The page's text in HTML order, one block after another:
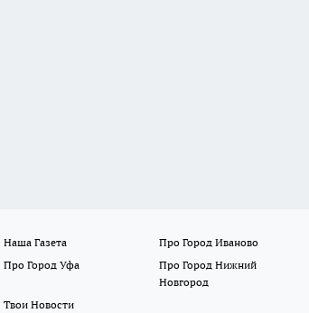
Наша Газета
Про Город Иваново
Про Город Уфа
Про Город Нижний
Новгород
Твои Новости